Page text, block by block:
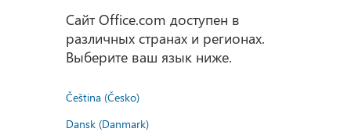
Сайт Office.com доступен в
различных странах и регионах.
Выберите ваш язык ниже.
Čeština (Česko)
Dansk (Danmark)